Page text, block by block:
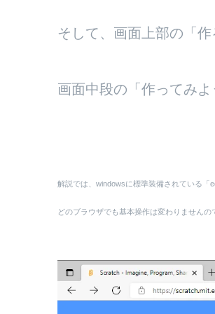
そして、画面上部の「作
画面中段の「作ってみ
解説では、windowsに標準装備されている「
どのブラウザでも基本操作は変わりませんの